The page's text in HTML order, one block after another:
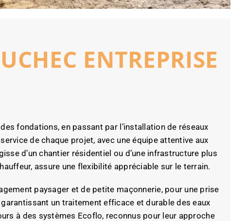
ENTREPRISE
fondations, en passant par l’installation de réseaux
de chaque projet, avec une équipe attentive aux
d’un chantier résidentiel ou d’une infrastructure plus
assure une flexibilité appréciable sur le terrain.
paysager et de petite maçonnerie, pour une prise
un traitement efficace et durable des eaux
à des systèmes Ecoflo, reconnus pour leur approche